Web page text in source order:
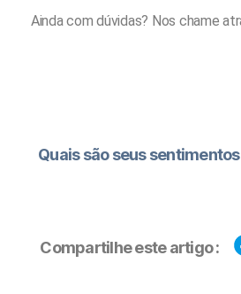
Ainda com dúvidas? Nos chame
Quais são seus sentimentos
Compartilhe este artigo :